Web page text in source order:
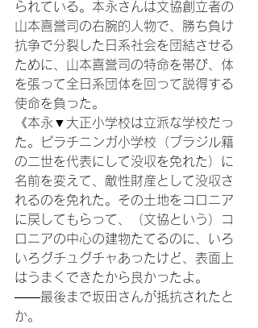
られている。本永さんは文協創立者の
山本喜誉司の右腕的人物で、勝ち負け
抗争で分裂した日系社会を団結させる
ために、山本喜誉司の特命を帯び、体
を張って全日系団体を回って説得する
使命を負った。
《本永▼大正小学校は立派な学校だっ
た。ピラチニンガ小学校（ブラジル籍
の二世を代表にして没収を免れた）に
名前を変えて、敵性財産として没収さ
れるのを免れた。その土地をコロニア
に戻してもらって、（文協という）コ
ロニアの中心の建物たてるのに、いろ
いろグチュグチャあったけど、表面上
はうまくできたから良かったよ。
――最後まで坂田さんが抵抗されたと
か。